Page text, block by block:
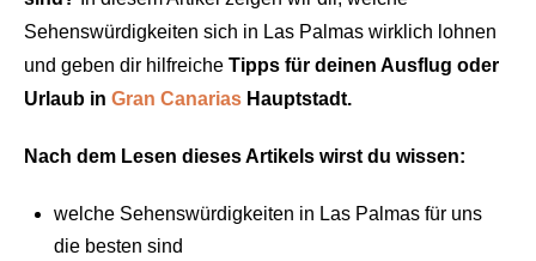
Sehenswürdigkeiten sich in Las Palmas wirklich lohnen
und geben dir hilfreiche Tipps für deinen Ausflug oder
Urlaub in Gran Canarias Hauptstadt.
Nach dem Lesen dieses Artikels wirst du wissen:
welche Sehenswürdigkeiten in Las Palmas für uns
die besten sind